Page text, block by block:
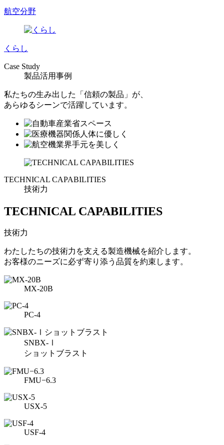
航空分野
くらし
Case Study
製品活用事例
私たちの生み出した「信頼の製品」が、
あらゆるシーンで活躍しています。
TECHNICAL CAPABILITIES
技術力
TECHNICAL CAPABILITIES
技術力
わたしたちの技術力を支える製造機械を紹介します。
お客様のニーズに必ず寄り添う品質を約束します。
MX-20B
PC-4
SNBX-Ⅰ
ショットブラスト
FMU−6.3
USX-5
USF-4